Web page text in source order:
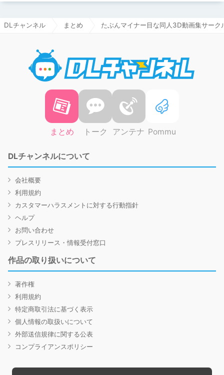
DLチャンネル まとめ たぶんマイナー目な同人3D動画集サー
まとめ トーク アンテナ Pommu
DLチャンネルについて
会社概要
利用規約
カスタマーハラスメントに対する行動指針
ヘルプ
お問い合わせ
プレスリリース・情報受付窓口
作品の取り扱いについて
著作権
利用規約
特定商取引法に基づく表示
個人情報の取扱いについて
外部送信規律に関する公表
コンプライアンスポリシー